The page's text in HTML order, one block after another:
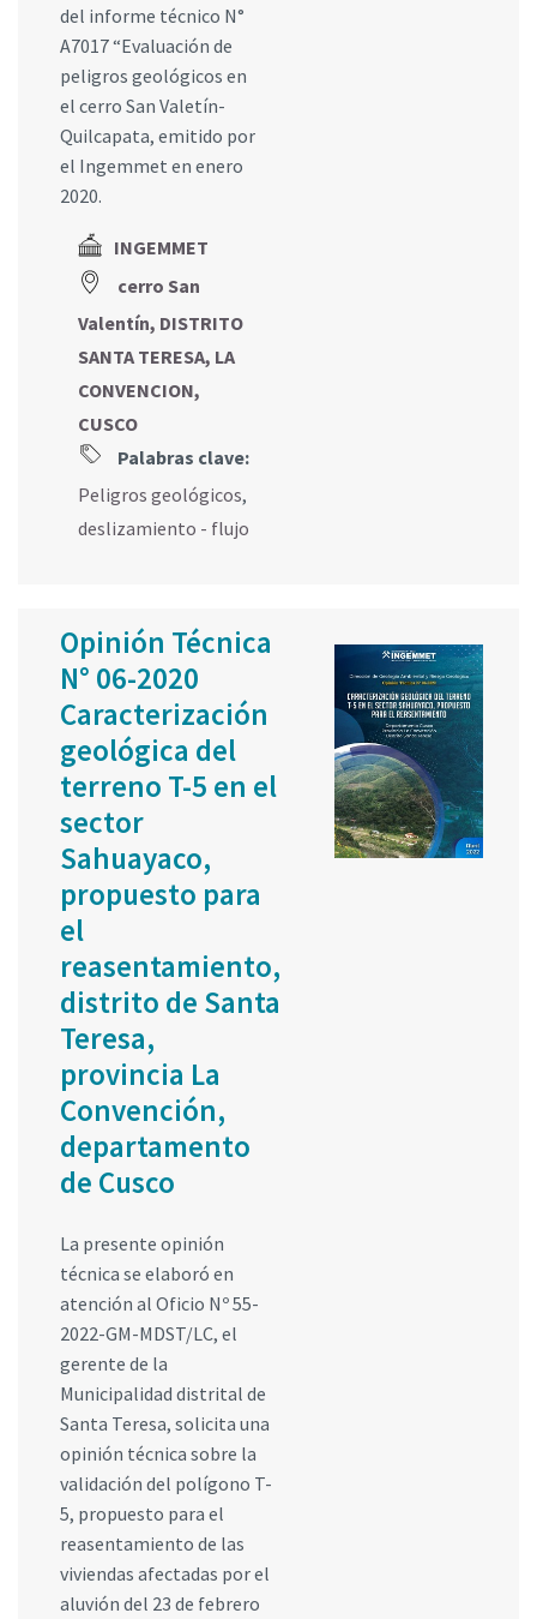
del informe técnico N°
A7017 “Evaluación de
peligros geológicos en
el cerro San Valetín-
Quilcapata, emitido por
el Ingemmet en enero
2020.
INGEMMET
cerro San
Valentín, DISTRITO
SANTA TERESA, LA
CONVENCION,
CUSCO
Palabras clave:
Peligros geológicos,
deslizamiento - flujo
Opinión Técnica
N° 06-2020
Caracterización
geológica del
terreno T-5 en el
sector
Sahuayaco,
propuesto para
el
reasentamiento,
distrito de Santa
Teresa,
provincia La
Convención,
departamento
de Cusco
La presente opinión
técnica se elaboró en
atención al Oficio Nº 55-
2022-GM-MDST/LC, el
gerente de la
Municipalidad distrital de
Santa Teresa, solicita una
opinión técnica sobre la
validación del polígono T-
5, propuesto para el
reasentamiento de las
viviendas afectadas por el
aluvión del 23 de febrero